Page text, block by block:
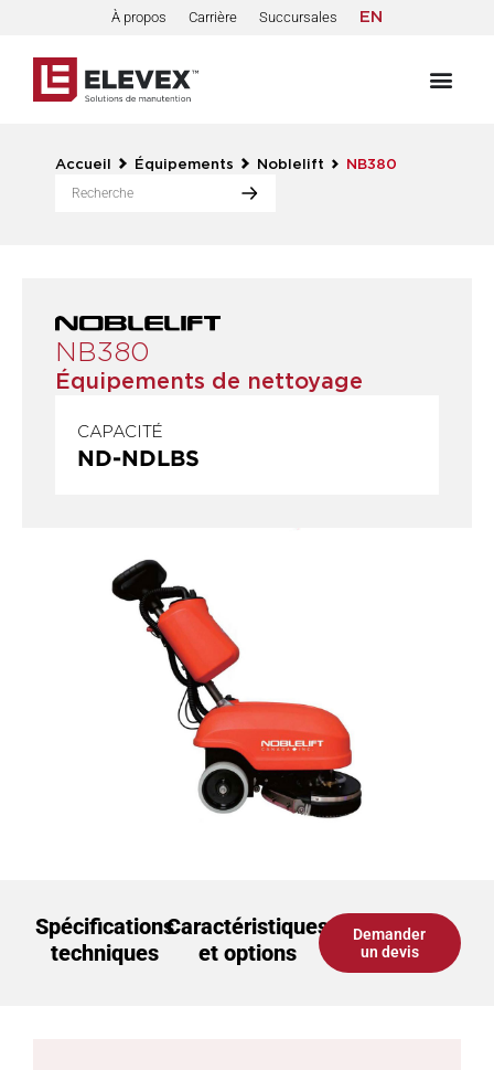
À propos Carrière Succursales EN
Accueil Équipements Noblelift NB380
NB380
Équipements de nettoyage
CAPACITÉ
ND-NDLBS
Spécifications
techniques
Caractéristiques
et options
Demander
un devis